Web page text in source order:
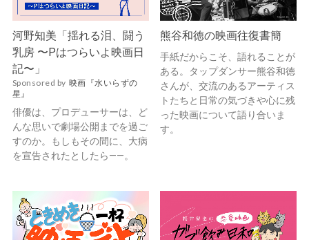
河野知美「揺れる泪、闘う
乳房 〜Pはつらいよ映画日
記〜」
Sponsored by 映画『水いらずの
星』
俳優は、プロデューサーは、ど
んな思いで劇場公開までを過ご
すのか。もしもその間に、大病
を宣告されたとしたら——。
熊谷和徳の映画往復書簡
手紙だからこそ、語れることが
ある。タップダンサー熊谷和徳
さんが、交流のあるアーティス
トたちと日常の気づきや心に残
った映画について語り合いま
す。